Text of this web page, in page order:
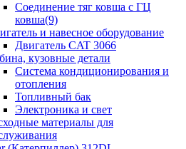
Соединение тяг ковша с ГЦ
ковша(9)
и навесное оборудование
Двигатель CAT 3066
кузовные детали
Система кондиционирования и
отопления
Топливный бак
Электроника и свет
материалы для